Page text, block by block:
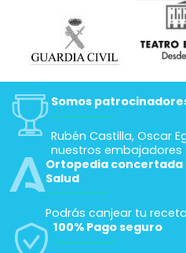
Somos
Rubén Castilla, Oscar
nuestros embajadores
Ortopedia concertada
Salud
Podrás canjear tu
100% Pago seguro